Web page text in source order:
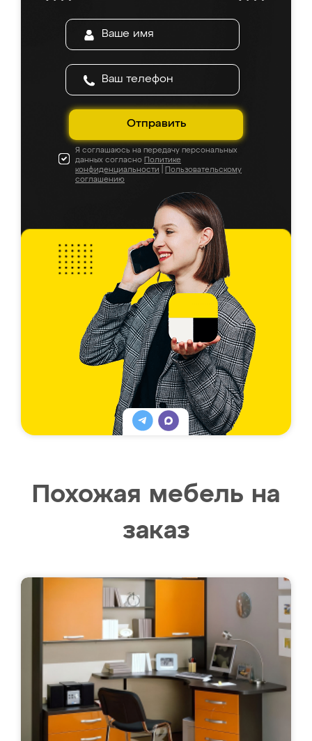
Отправить
Я соглашаюсь на передачу персональных
данных согласно Политике
конфиденциальности
Пользовательскому
соглашению
Похожая мебель на
заказ